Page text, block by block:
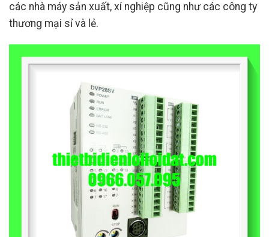
các nhà máy sản xuất, xí nghiệp cũng như các công ty
thương mại sỉ và lẻ.